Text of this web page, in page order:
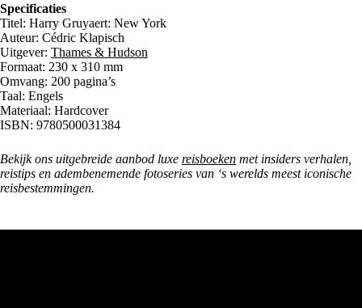
Specificaties
Titel: Harry Gruyaert: New York
Auteur: Cédric Klapisch
Uitgever: Thames & Hudson
Formaat: 230 x 310 mm
Omvang: 200 pagina’s
Taal: Engels
Materiaal: Hardcover
ISBN: 9780500031384
Bekijk ons uitgebreide aanbod luxe reisboeken met insiders verhalen,
reistips en adembenemende fotoseries van ‘s werelds meest iconische
reisbestemmingen.